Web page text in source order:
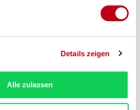
Details zeigen
Alle zulassen
wird als Verbindungsprofil für